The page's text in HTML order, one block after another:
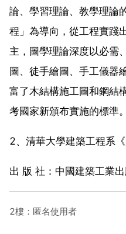
論、學習理論、教學理論
程」為導向，從工程實踐
主，圖學理論深度以必需
圖、徒手繪圖、手工儀器
富了木結構施工圖和鋼結
考國家新頒布實施的標準。
2、清華大學建築工程系
出 版 社：中國建築工業
2樓：匿名使用者